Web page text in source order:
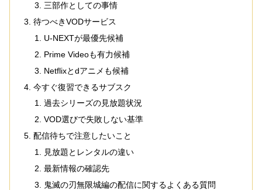
三部作としての事情
待つべきVODサービス
U-NEXTが最優先候補
Prime Videoも有力候補
Netflixとdアニメも候補
今すぐ復習できるサブスク
過去シリーズの見放題状況
VOD選びで失敗しない基準
配信待ちで注意したいこと
見放題とレンタルの違い
最新情報の確認先
鬼滅の刃無限城編の配信に関するよくある質問